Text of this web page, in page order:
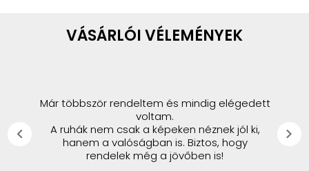
VÁSÁRLÓI VÉLEMÉNYEK
Már többször rendeltem és mindig elégedett
voltam.
A ruhák nem csak a képeken néznek jól ki,
hanem a valóságban is. Biztos, hogy
rendelek még a jövőben is!
chevron_left chevron_right